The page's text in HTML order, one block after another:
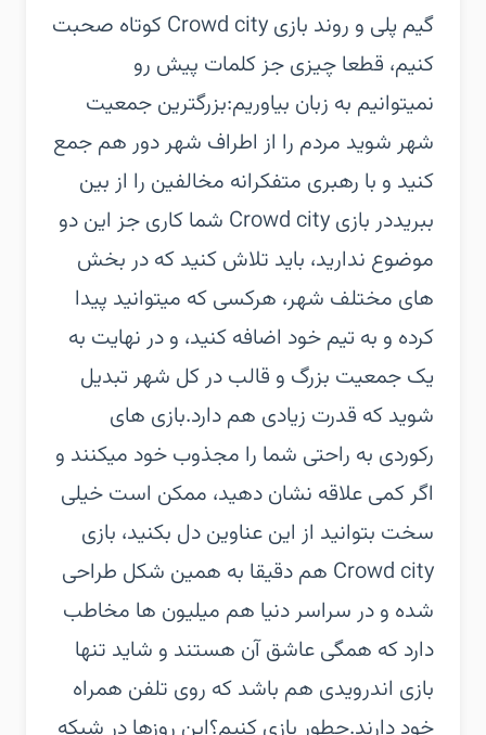
گیم پلی و روند بازی Crowd city کوتاه صحبت
کنیم، قطعا چیزی جز کلمات پیش رو
نمیتوانیم به زبان بیاوریم:بزرگترین جمعیت
شهر شوید مردم را از اطراف شهر دور هم جمع
کنید و با رهبری متفکرانه مخالفین را از بین
ببریددر بازی Crowd city شما کاری جز این دو
موضوع ندارید، باید تلاش کنید که در بخش
های مختلف شهر، هرکسی که میتوانید پیدا
کرده و به تیم خود اضافه کنید، و در نهایت به
یک جمعیت بزرگ و قالب در کل شهر تبدیل
شوید که قدرت زیادی هم دارد.بازی های
رکوردی به راحتی شما را مجذوب خود میکنند و
اگر کمی علاقه نشان دهید، ممکن است خیلی
سخت بتوانید از این عناوین دل بکنید، بازی
Crowd city هم دقیقا به همین شکل طراحی
شده و در سراسر دنیا هم میلیون ها مخاطب
دارد که همگی عاشق آن هستند و شاید تنها
بازی اندرویدی هم باشد که روی تلفن همراه